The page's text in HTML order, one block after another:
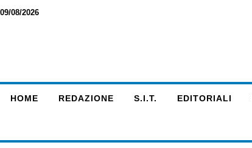
09/08/2026
HOME REDAZIONE S.I.T. EDITORIALI